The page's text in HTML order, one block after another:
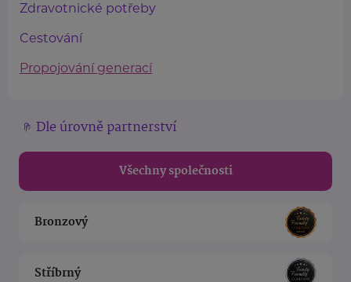
Zdravotnické potřeby
Cestování
Propojování generací
Dle úrovně partnerství
Všechny společnosti
Bronzový
Stříbrný